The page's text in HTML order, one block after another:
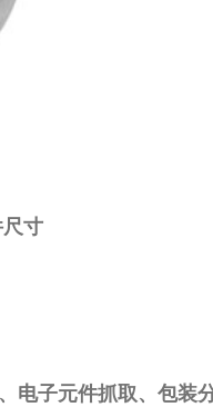
寸
电子元件抓取、包装